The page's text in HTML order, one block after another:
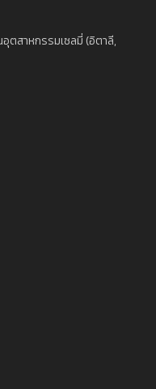
ตสาหกรรมเซลมี่ (อิตาลี,